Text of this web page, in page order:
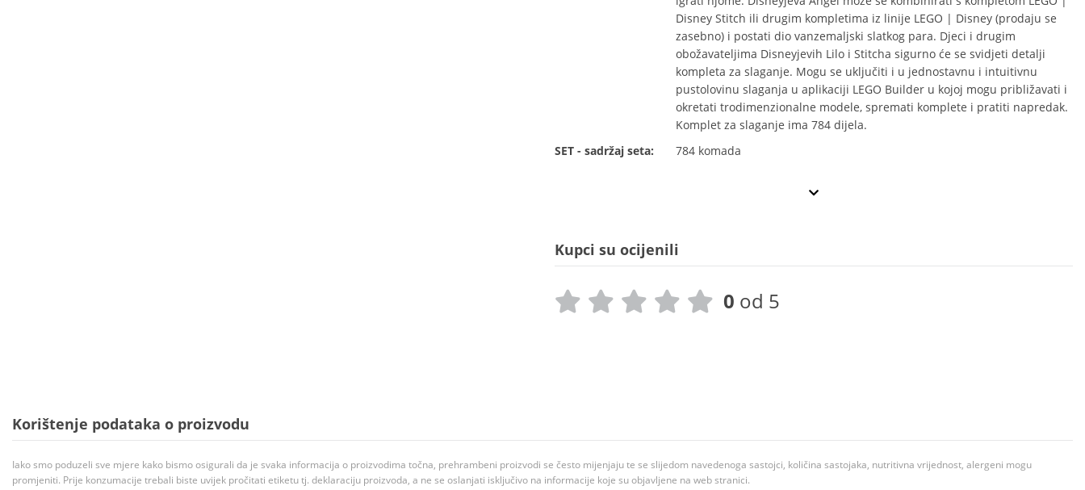
Disney Stitch ili drugim kompletima iz linije LEGO | Disney (prodaju se
zasebno) i postati dio vanzemaljski slatkog para. Djeci i drugim
obožavateljima Disneyjevih Lilo i Stitcha sigurno će se svidjeti detalji
kompleta za slaganje. Mogu se uključiti i u jednostavnu i intuitivnu
pustolovinu slaganja u aplikaciji LEGO Builder u kojoj mogu približavati i
okretati trodimenzionalne modele, spremati komplete i pratiti napredak.
Komplet za slaganje ima 784 dijela.
SET - sadržaj seta:
784 komada
Kupci su ocijenili
0 od 5
Korištenje podataka o proizvodu
Iako smo poduzeli sve mjere kako bismo osigurali da je svaka informacija o proizvodima točna, prehrambeni proizvodi se često mijenjaju te se slijedom navedenoga sastojci, količina sastojaka, nutritivna vrijednost, alergeni mogu
promjeniti. Prije konzumacije trebali biste uvijek pročitati etiketu tj. deklaraciju proizvoda, a ne se oslanjati isključivo na informacije koje su objavljene na web stranici.